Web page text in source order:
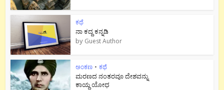
ಕಥೆ
ನಾ ಕದ್ದ ಕನ್ನಡಿ
by Guest Author
ಅಂಕಣ • ಕಥೆ
ಮರಣದ ನಂತರವೂ ದೇಶವನ್ನು
ಕಾಯ್ದ ಯೋಧ